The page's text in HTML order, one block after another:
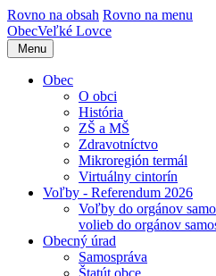
Rovno na obsah Rovno na menu
ObecVeľké Lovce
Menu
Obec
O obci
História
ZŠ a MŠ
Zdravotníctvo
Mikroregión termál
Virtuálny cintorín
Voľby - Referendum 2026
Voľby do orgánov
volieb do orgánov
Obecný úrad
Samospráva
Štatút obce